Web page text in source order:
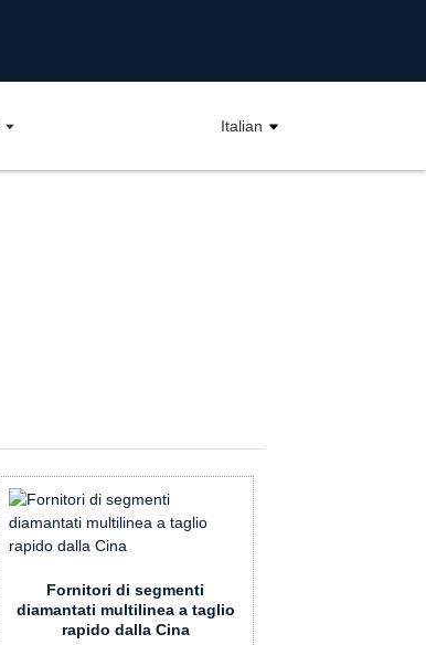
Italian
Fornitori di segmenti
diamantati multilinea a taglio
rapido dalla Cina